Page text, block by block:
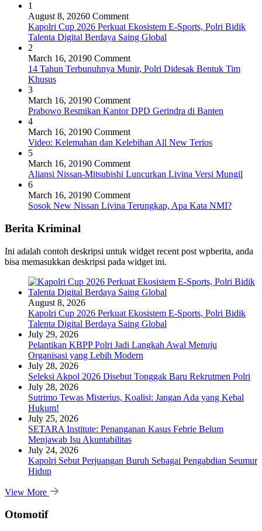
1
August 8, 20260 Comment
Kapolri Cup 2026 Perkuat Ekosistem E-Sports, Polri Bidik
Talenta Digital Berdaya Saing Global
2
March 16, 20190 Comment
14 Tahun Terbunuhnya Munir, Polri Didesak Bentuk Tim
Khusus
3
March 16, 20190 Comment
Prabowo Resmikan Kantor DPD Gerindra di Banten
4
March 16, 20190 Comment
Video: Kelemahan dan Kelebihan All New Terios
5
March 16, 20190 Comment
Aliansi Nissan-Mitsubishi Luncurkan Livina Versi Mungil
6
March 16, 20190 Comment
Sosok New Nissan Livina Terungkap, Apa Kata NMI?
Berita Kriminal
Ini adalah contoh deskripsi untuk widget recent post wpberita, anda
bisa memasukkan deskripsi pada widget ini.
August 8, 2026
Kapolri Cup 2026 Perkuat Ekosistem E-Sports, Polri Bidik
Talenta Digital Berdaya Saing Global
July 29, 2026
Pelantikan KBPP Polri Jadi Langkah Awal Menuju
Organisasi yang Lebih Modern
July 28, 2026
Seleksi Akpol 2026 Disebut Tonggak Baru Rekrutmen Polri
July 28, 2026
Sutrimo Tewas Misterius, Koalisi: Jangan Ada yang Kebal
Hukum!
July 25, 2026
SETARA Institute: Penanganan Kasus Febrie Belum
Menjawab Isu Akuntabilitas
July 24, 2026
Kapolri Sebut Perjuangan Buruh Sebagai Pengabdian Seumur
Hidup
View More
Otomotif